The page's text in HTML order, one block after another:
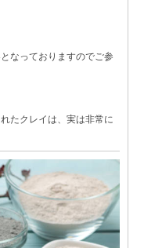
なっておりますのでご参
たクレイは、実は非常に